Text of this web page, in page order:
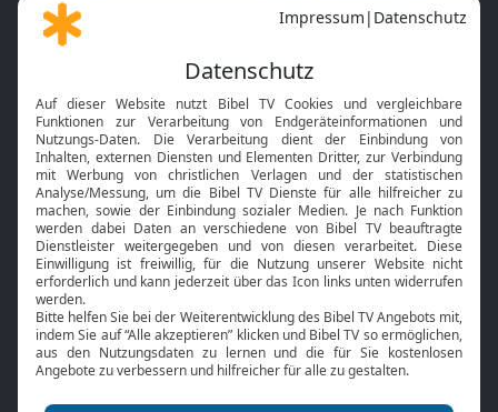
Gott und Bibel erklärt
Neuigkeiten
Mobile App
Smart TV
HbbTV
Bibelthek Online-Bibel
Nächster Gottesdienst
Bibel TV
Über uns
Jobs
Service
Kontakt
TV-Empfang